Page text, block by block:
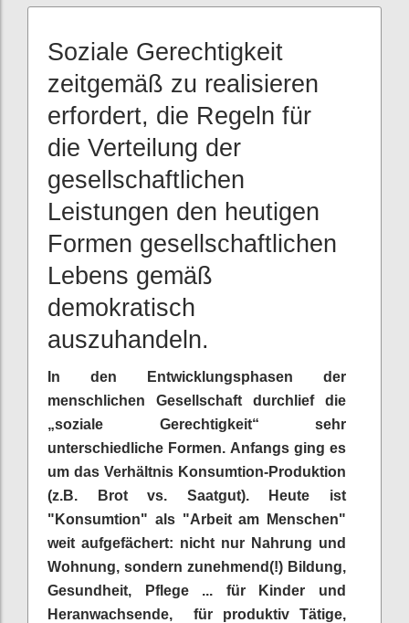
Soziale Gerechtigkeit
zeitgemäß zu realisieren
erfordert, die Regeln für
die Verteilung der
gesellschaftlichen
Leistungen den heutigen
Formen gesellschaftlichen
Lebens gemäß
demokratisch
auszuhandeln.
In den Entwicklungsphasen der
menschlichen Gesellschaft durchlief die
„soziale Gerechtigkeit“ sehr
unterschiedliche Formen. Anfangs ging es
um das Verhältnis Konsumtion-Produktion
(z.B. Brot vs. Saatgut). Heute ist
"Konsumtion" als "Arbeit am Menschen"
weit aufgefächert: nicht nur Nahrung und
Wohnung, sondern zunehmend(!) Bildung,
Gesundheit, Pflege ... für Kinder und
Heranwachsende, für produktiv Tätige,